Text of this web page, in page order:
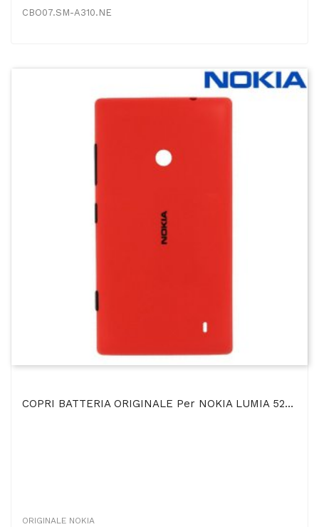
CBO07.SM-A310.NE
COPRI BATTERIA ORIGINALE Per NOKIA LUMIA 520 COLORE ROSSO BULK
ORIGINALE NOKIA